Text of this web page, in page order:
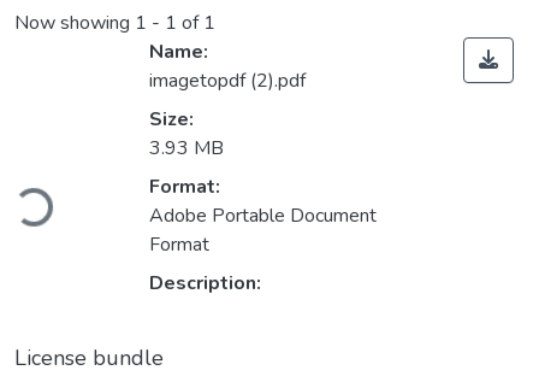
Now showing 1 - 1 of 1
Name:
imagetopdf (2).pdf
Size:
3.93 MB
Format:
Adobe Portable Document
Format
Description:
License bundle